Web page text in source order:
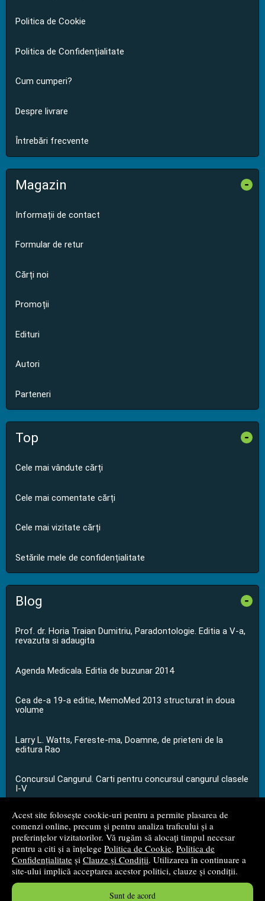
Acest site folosește cookie-uri pentru a permite plasarea de
comenzi online, precum și pentru analiza traficului și a
preferințelor vizitatorilor. Vă rugăm să alocați timpul necesar
pentru a citi și a înțelege Politica de Cookie, Politica de
Confidențialitate și Clauze și Condiții. Utilizarea în continuare a
site-ului implică acceptarea acestor politici, clauze și condiții.
Sunt de acord
Politica de Cookie
Politica de Confidențialitate
Cum cumperi?
Despre livrare
Întrebări frecvente
Magazin -
Informații de contact
Formular de retur
Cărți noi
Promoții
Edituri
Autori
Parteneri
Top -
Cele mai vândute cărți
Cele mai comentate cărți
Cele mai vizitate cărți
Setările mele de confidențialitate
Blog -
Prof. dr. Horia Traian Dumitriu, Paradontologie. Editia a V-a,
revazuta si adaugita
Agenda Medicala. Editia de buzunar 2014
Cea de-a 19-a editie, MemoMed 2013 structurat in doua
volume
Larry L. Watts, Fereste-ma, Doamne, de prieteni de la
editura Rao
Concursul Cangurul. Carti pentru concursul cangurul clasele
I-V
...toate știrile
© 2008 - 2026S.C. M.G. Net Distribution S.R.L.
Magazin onlinecreat deVital Soft